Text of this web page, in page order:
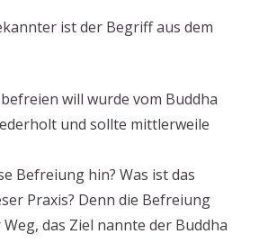
ist der Begriff aus dem
will wurde vom Buddha
und sollte mittlerweile
Befreiung hin? Was ist das
Praxis? Denn die Befreiung
das Ziel nannte der Buddha